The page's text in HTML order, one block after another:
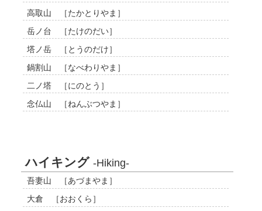
高取山 ［たかとりやま］
岳ノ台 ［たけのだい］
塔ノ岳 ［とうのだけ］
鍋割山 ［なべわりやま］
二ノ塔 ［にのとう］
念仏山 ［ねんぶつやま］
ハイキング-Hiking-
吾妻山 ［あづまやま］
大倉 ［おおくら］